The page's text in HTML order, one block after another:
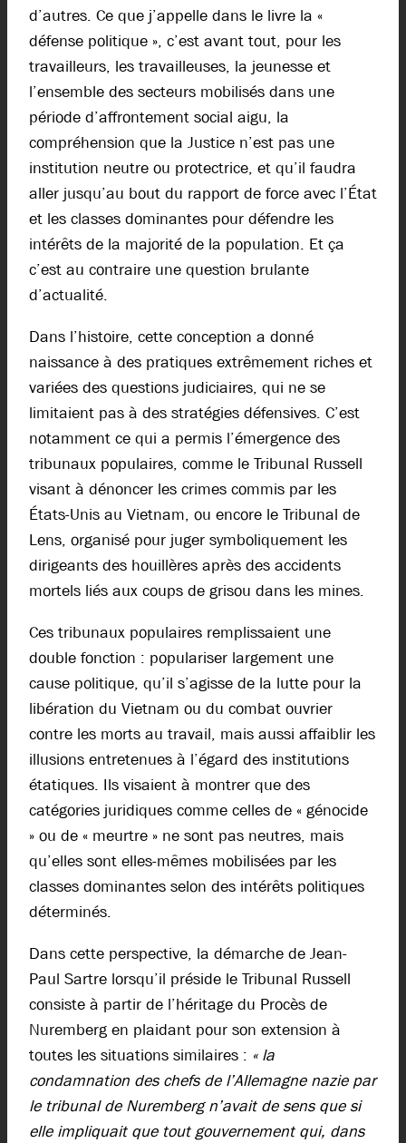
d’autres. Ce que j’appelle dans le livre la «
défense politique », c’est avant tout, pour les
travailleurs, les travailleuses, la jeunesse et
l’ensemble des secteurs mobilisés dans une
période d’affrontement social aigu, la
compréhension que la Justice n’est pas une
institution neutre ou protectrice, et qu’il faudra
aller jusqu’au bout du rapport de force avec l’État
et les classes dominantes pour défendre les
intérêts de la majorité de la population. Et ça
c’est au contraire une question brulante
d’actualité.
Dans l’histoire, cette conception a donné
naissance à des pratiques extrêmement riches et
variées des questions judiciaires, qui ne se
limitaient pas à des stratégies défensives. C’est
notamment ce qui a permis l’émergence des
tribunaux populaires, comme le Tribunal Russell
visant à dénoncer les crimes commis par les
États-Unis au Vietnam, ou encore le Tribunal de
Lens, organisé pour juger symboliquement les
dirigeants des houillères après des accidents
mortels liés aux coups de grisou dans les mines.
Ces tribunaux populaires remplissaient une
double fonction : populariser largement une
cause politique, qu’il s’agisse de la lutte pour la
libération du Vietnam ou du combat ouvrier
contre les morts au travail, mais aussi affaiblir les
illusions entretenues à l’égard des institutions
étatiques. Ils visaient à montrer que des
catégories juridiques comme celles de « génocide
» ou de « meurtre » ne sont pas neutres, mais
qu’elles sont elles-mêmes mobilisées par les
classes dominantes selon des intérêts politiques
déterminés.
Dans cette perspective, la démarche de Jean-
Paul Sartre lorsqu’il préside le Tribunal Russell
consiste à partir de l’héritage du Procès de
Nuremberg en plaidant pour son extension à
toutes les situations similaires : « la
condamnation des chefs de l’Allemagne nazie par
le tribunal de Nuremberg n’avait de sens que si
elle impliquait que tout gouvernement qui, dans